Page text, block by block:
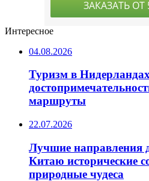
Интересное
04.08.2026
Туризм в
маршруты
22.07.2026
Лучшие направления
Китаю исторические
природные чудеса